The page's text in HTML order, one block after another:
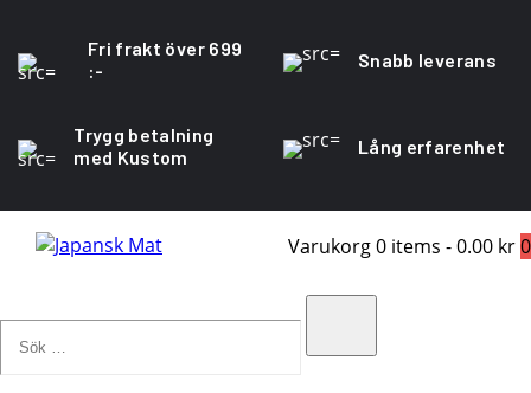
Fri frakt över 699
:-
Snabb leverans
Trygg betalning
med Kustom
Lång erfarenhet
Varukorg0 items -0.00 kr0